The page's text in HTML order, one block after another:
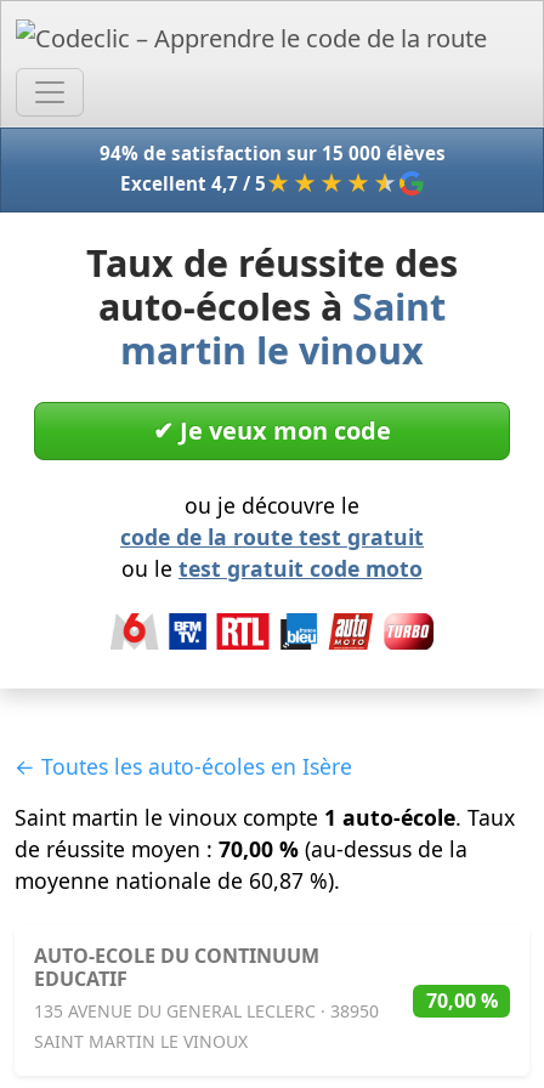
94% de satisfaction sur 15 000 élèves
Excellent 4,7 / 5★★★★ ★
Taux de réussite des
auto-écoles à Saint
martin le vinoux
✔︎ Je veux mon code
ou je découvre le
code de la route test gratuit
ou le test gratuit code moto
← Toutes les auto-écoles en Isère
Saint martin le vinoux compte 1 auto-école. Taux
de réussite moyen : 70,00 % (au-dessus de la
moyenne nationale de 60,87 %).
AUTO-ECOLE DU CONTINUUM
EDUCATIF
135 AVENUE DU GENERAL LECLERC · 38950
SAINT MARTIN LE VINOUX
70,00 %